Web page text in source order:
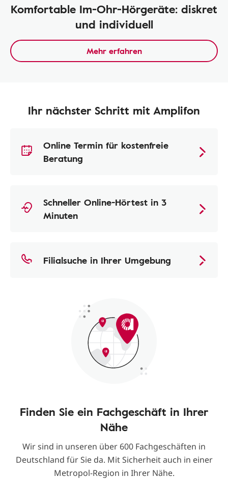
Komfortable Im-Ohr-Hörgeräte: diskret
und individuell
Mehr erfahren
Ihr nächster Schritt mit Amplifon
Online Termin für kostenfreie
Beratung
Schneller Online-Hörtest in 3
Minuten
Filialsuche in Ihrer Umgebung
Finden Sie ein Fachgeschäft in Ihrer
Nähe
Wir sind in unseren über 600 Fachgeschäften in
Deutschland für Sie da. Mit Sicherheit auch in einer
Metropol-Region in Ihrer Nähe.